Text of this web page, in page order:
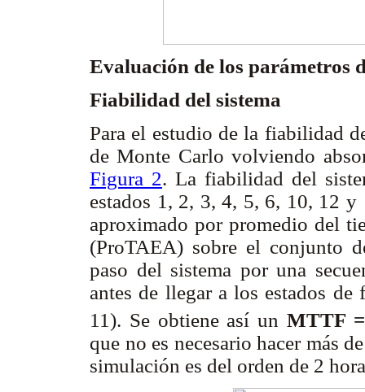
Evaluación de los parámetros
Fiabilidad del sistema
Para el estudio de la fiabilidad
de Monte Carlo volviendo
Figura 2. La fiabilidad del
estados 1, 2, 3, 4, 5, 6, 10, 12
aproximado por promedio del
(ProTAEA) sobre el conjunto
paso del sistema por una
antes de llegar a los estados
11). Se obtiene así unMTTF
que no es necesario hacer más
simulación es del orden de 2